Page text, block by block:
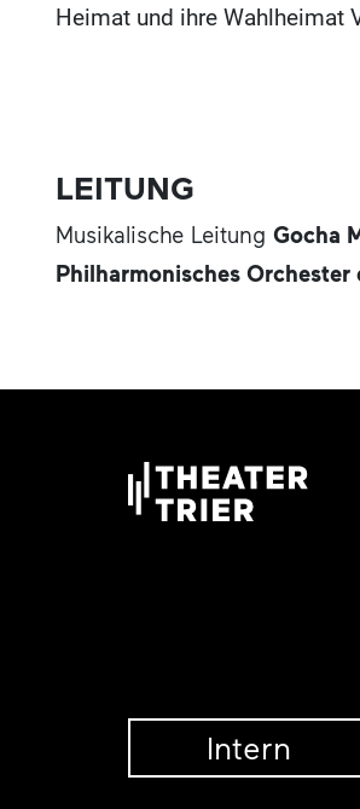
Heimat und ihre Wahlheimat
LEITUNG
Musikalische Leitung Gocha
Philharmonisches Orchester
Intern